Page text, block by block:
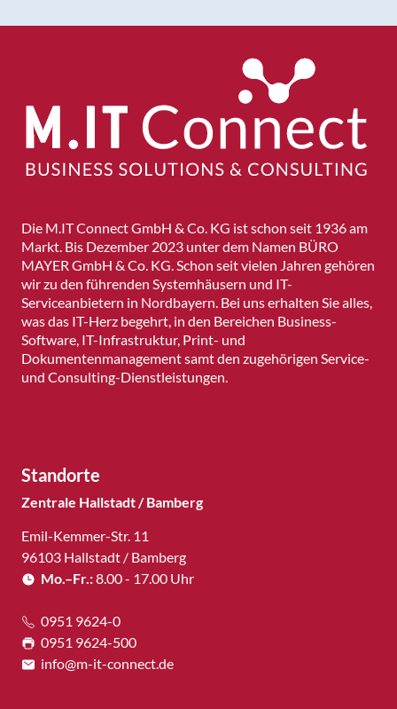
Die M.IT Connect GmbH & Co. KG ist schon seit 1936 am
Markt. Bis Dezember 2023 unter dem Namen BÜRO
MAYER GmbH & Co. KG. Schon seit vielen Jahren gehören
wir zu den führenden Systemhäusern und IT-
Serviceanbietern in Nordbayern. Bei uns erhalten Sie alles,
was das IT-Herz begehrt, in den Bereichen Business-
Software, IT-Infrastruktur, Print- und
Dokumentenmanagement samt den zugehörigen Service-
und Consulting-Dienstleistungen.
Standorte
Zentrale Hallstadt / Bamberg
Emil-Kemmer-Str. 11
96103 Hallstadt / Bamberg
Mo.–Fr.:8.00 - 17.00 Uhr
0951 9624-0
0951 9624-500
info@m-it-connect.de